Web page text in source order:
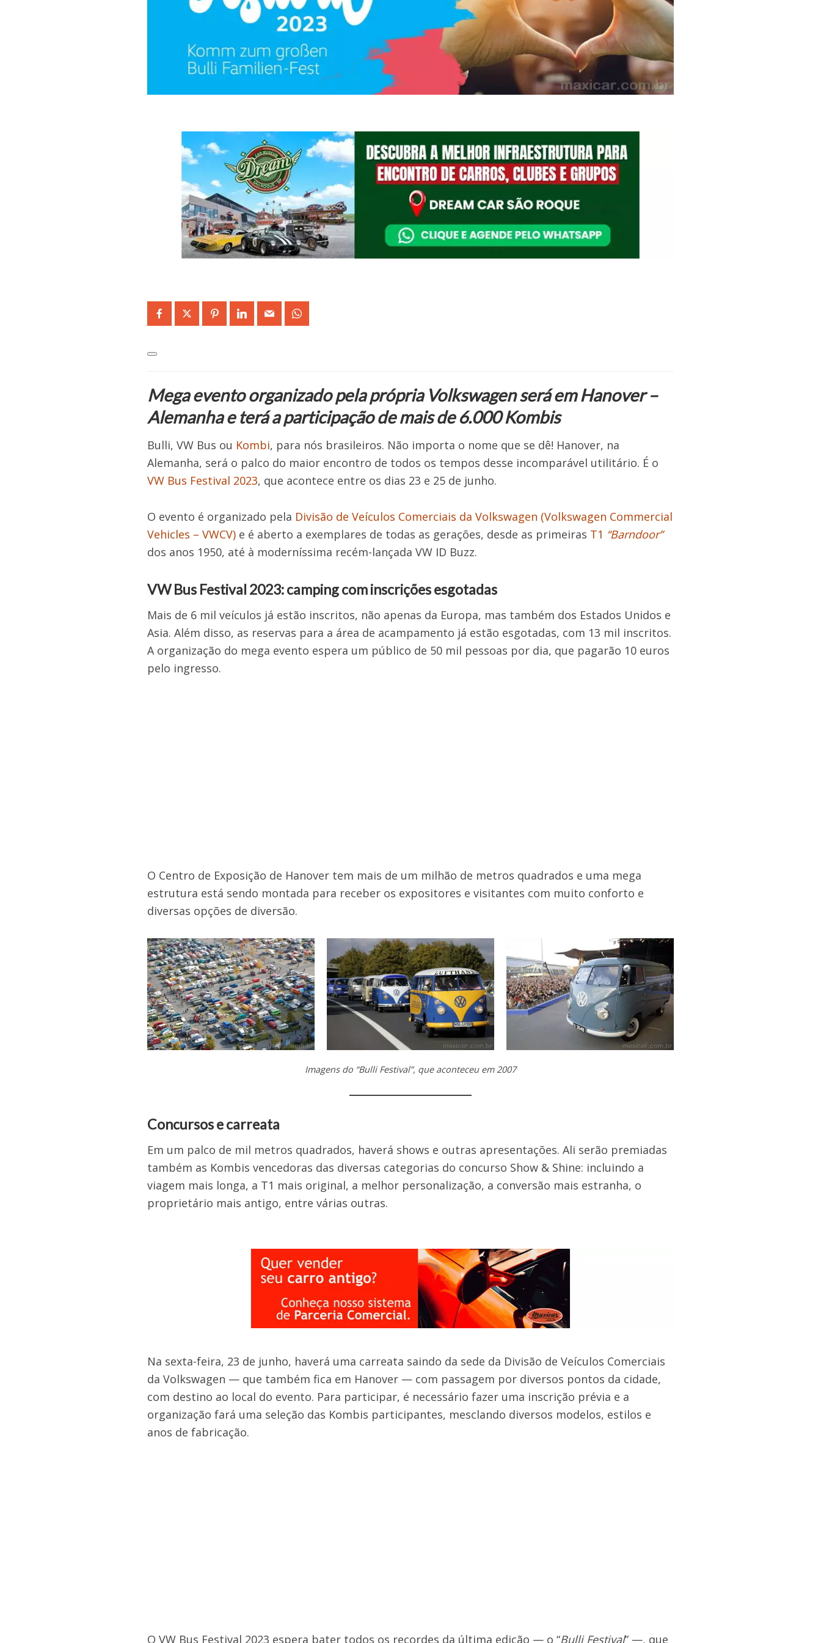
Mega evento organizado pela própria Volkswagen será em Hanover –
Alemanha e terá a participação de mais de 6.000 Kombis
Bulli, VW Bus ou Kombi, para nós brasileiros. Não importa o nome que se dê! Hanover, na
Alemanha, será o palco do maior encontro de todos os tempos desse incomparável utilitário. É o
VW Bus Festival 2023, que acontece entre os dias 23 e 25 de junho.
O evento é organizado pela Divisão de Veículos Comerciais da Volkswagen (Volkswagen Commercial
Vehicles – VWCV)e é aberto a exemplares de todas as gerações, desde as primeiras T1 “Barndoor”
dos anos 1950, até à moderníssima recém-lançada VW ID Buzz.
VW Bus Festival 2023: camping com inscrições esgotadas
Mais de 6 mil veículos já estão inscritos, não apenas da Europa, mas também dos Estados Unidos e
Asia. Além disso, as reservas para a área de acampamento já estão esgotadas, com 13 mil inscritos.
A organização do mega evento espera um público de 50 mil pessoas por dia, que pagarão 10 euros
pelo ingresso.
O Centro de Exposição de Hanover tem mais de um milhão de metros quadrados e uma mega
estrutura está sendo montada para receber os expositores e visitantes com muito conforto e
diversas opções de diversão.
Imagens do “Bulli Festival”, que aconteceu em 2007
Concursos e carreata
Em um palco de mil metros quadrados, haverá shows e outras apresentações. Ali serão premiadas
também as Kombis vencedoras das diversas categorias do concurso Show & Shine: incluindo a
viagem mais longa, a T1 mais original, a melhor personalização, a conversão mais estranha, o
proprietário mais antigo, entre várias outras.
Na sexta-feira, 23 de junho, haverá uma carreata saindo da sede da Divisão de Veículos Comerciais
da Volkswagen — que também fica em Hanover — com passagem por diversos pontos da cidade,
com destino ao local do evento. Para participar, é necessário fazer uma inscrição prévia e a
organização fará uma seleção das Kombis participantes, mesclando diversos modelos, estilos e
anos de fabricação.
O VW Bus Festival 2023 espera bater todos os recordes da última edição — o “Bulli Festival” —, que